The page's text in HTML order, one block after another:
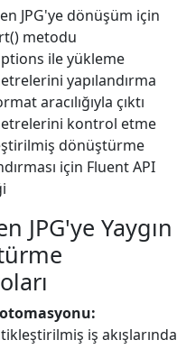
JPG'ye dönüşüm için
metodu
ile yükleme
yapılandırma
aracılığıyla çıktı
kontrol etme
dönüştürme
için Fluent API
JPG'ye Yaygın
iş akışlarında